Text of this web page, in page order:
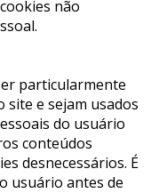
não
particularmente
e sejam usados
do usuário
conteúdos
desnecessários. É
usuário antes de